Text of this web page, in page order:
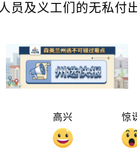
人员及义工们的无私付
高兴 惊